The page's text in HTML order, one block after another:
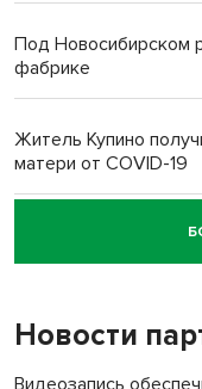
Под Новосибирском
фабрике
Житель Купино
матери от COVID-19
Новосибирский суд
пенсионерки на
«Мы живём на
терроризируют
Новости